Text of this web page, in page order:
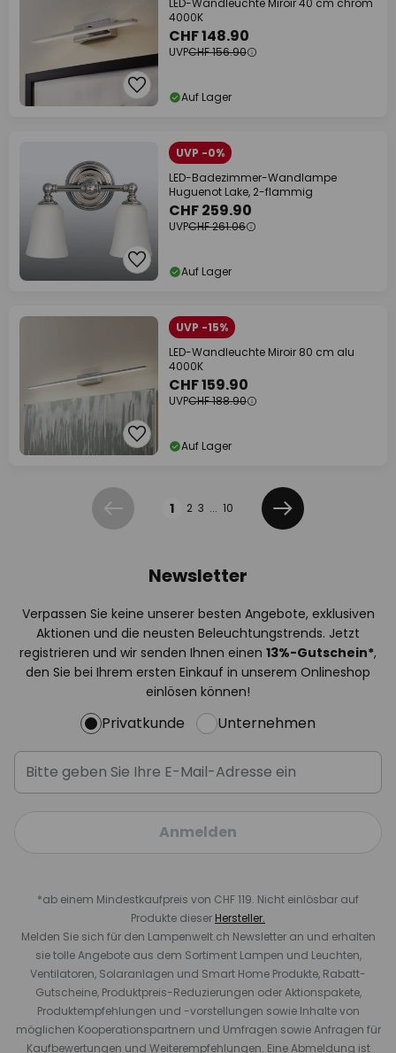
LED-Wandleuchte Miroir 40 cm chrom
4000K
CHF 148.90
UVPCHF 156.90
Auf Lager
UVP -0%
LED-Badezimmer-Wandlampe
Huguenot Lake, 2-flammig
CHF 259.90
UVPCHF 261.06
Auf Lager
UVP -15%
LED-Wandleuchte Miroir 80 cm alu
4000K
CHF 159.90
UVPCHF 188.90
Auf Lager
Zurück 1 2 3 ... 10
Weiter
Newsletter
Verpassen Sie keine unserer besten Angebote, exklusiven
Aktionen und die neusten Beleuchtungstrends. Jetzt
registrieren und wir senden Ihnen einen 13%-Gutschein*,
den Sie bei Ihrem ersten Einkauf in unserem Onlineshop
einlösen können!
Privatkunde Unternehmen
Anmelden
*ab einem Mindestkaufpreis von CHF 119. Nicht einlösbar auf
Produkte dieser Hersteller.
Melden Sie sich für den Lampenwelt.ch Newsletter an und erhalten
sie tolle Angebote aus dem Sortiment Lampen und Leuchten,
Ventilatoren, Solaranlagen und Smart Home Produkte, Rabatt-
Gutscheine, Produktpreis-Reduzierungen oder Aktionspakete,
Produktempfehlungen und -vorstellungen sowie Inhalte von
möglichen Kooperationspartnern und Umfragen sowie Anfragen für
Kaufbewertungen und Weiterempfehlungen. Eine Abmeldung ist